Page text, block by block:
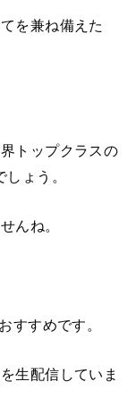
を兼ね備えた
トップクラスの
ょう。
んね。
すすめです。
生配信していま